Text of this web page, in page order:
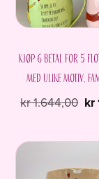
Kjøp 6 betal for 5
med ulike motiv.
kr1.644,00 kr